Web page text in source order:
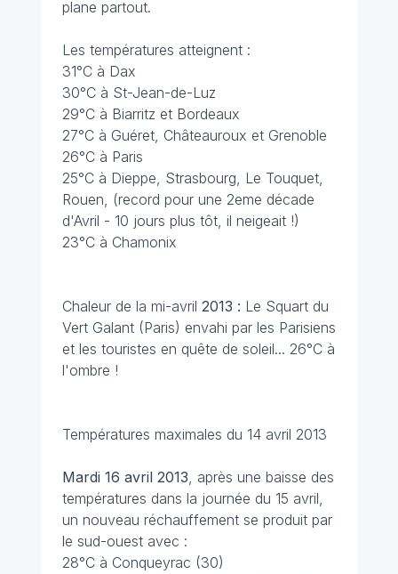
plane partout.
Les températures atteignent :
31°C à Dax
30°C à St-Jean-de-Luz
29°C à Biarritz et Bordeaux
27°C à Guéret, Châteauroux et Grenoble
26°C à Paris
25°C à Dieppe, Strasbourg, Le Touquet,
Rouen, (record pour une 2eme décade
d'Avril - 10 jours plus tôt, il neigeait !)
23°C à Chamonix
Chaleur de la mi-avril 2013 : Le Squart du
Vert Galant (Paris) envahi par les Parisiens
et les touristes en quête de soleil... 26°C à
l'ombre !
Températures maximales du 14 avril 2013
Mardi 16 avril 2013, après une baisse des
températures dans la journée du 15 avril,
un nouveau réchauffement se produit par
le sud-ouest avec :
28°C à Conqueyrac (30)